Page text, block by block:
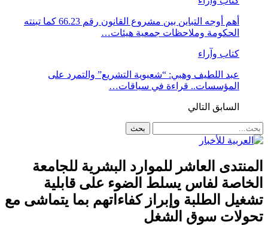
أهم أوجه التباين بين مشروع القانون رقم 66.23 كما تبنته
الحكومة وملاحظات جمعية هيئات…
كتاب وآراء
عبد اللطيف وهبي: “شعبوية التشريع” والتمرد على
المؤسسات.. قراءة في سياقات…
السابق التالي
المنتدى العاشر للموارد البشرية للجامعة
الخاصة لفاس يسلط الضوء على قابلية
تشغيل الطلبة وإبراز كفاءاتهم بما يتماشى مع
تحولات سوق الشغل